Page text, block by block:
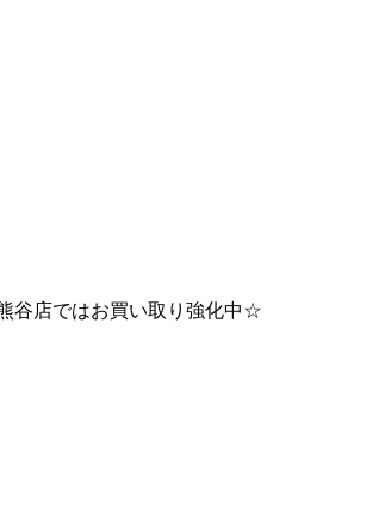
谷店ではお買い取り強化中☆